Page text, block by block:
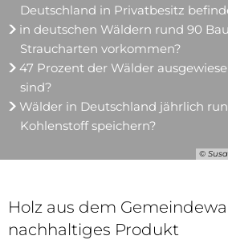
©
Deutschland in Privatbesitz
in deutschen Wäldern rund 90
Straucharten vorkommen?
47 Prozent der Wälder
sind?
Wälder in Deutschland jährlich
Kohlenstoff speichern?
Holz aus dem
nachhaltiges Produkt